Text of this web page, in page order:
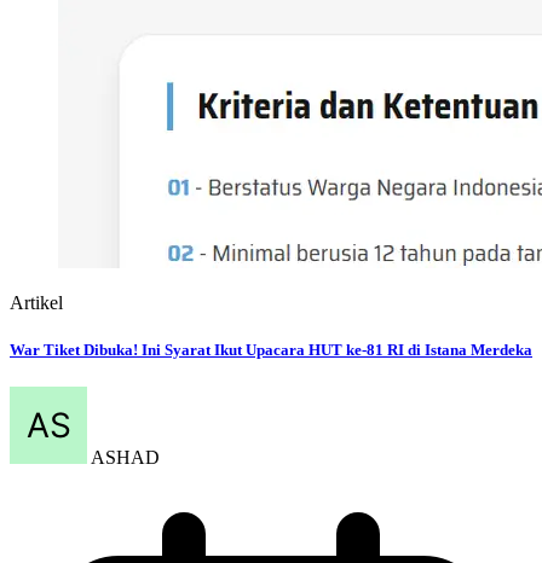
Artikel
War Tiket Dibuka! Ini Syarat Ikut Upacara HUT ke-81 RI di Istana Merdeka
ASHAD